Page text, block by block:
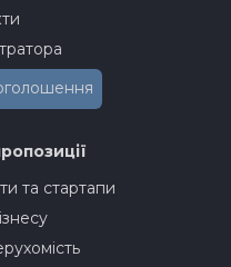
та стартапи